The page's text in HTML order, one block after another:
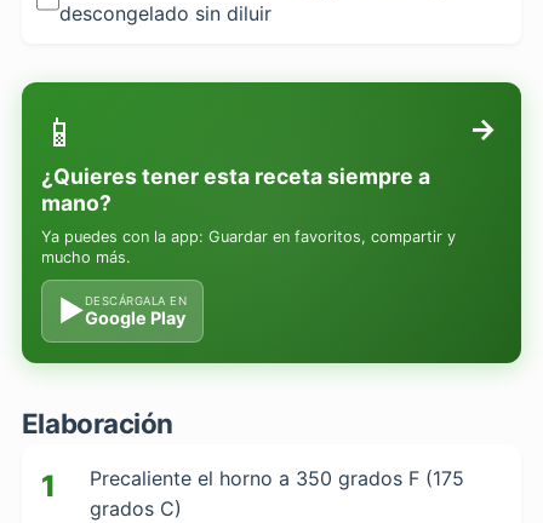
descongelado sin diluir
📱
¿Quieres tener esta receta siempre a
mano?
Ya puedes con la app: Guardar en favoritos, compartir y
mucho más.
▶DESCÁRGALA EN
Google Play
→
Elaboración
1
Precaliente el horno a 350 grados F (175
grados C)